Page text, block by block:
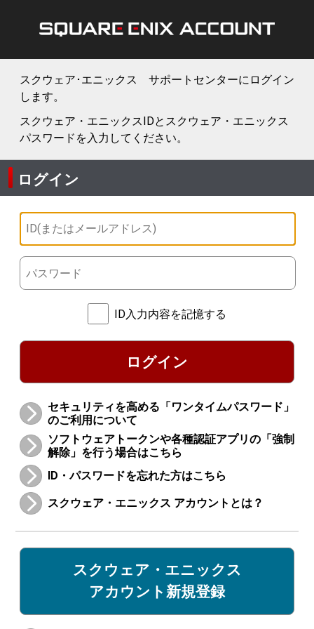
スクウェア･エニックス サポートセンターにログイン
します。
スクウェア・エニックスIDとスクウェア・エニックス
パスワードを入力してください。
ログイン
ID入力内容を記憶する
ログイン
セキュリティを高める「ワンタイムパスワード」
のご利用について
ソフトウェアトークンや各種認証アプリの「強制
解除」を行う場合はこちら
ID・パスワードを忘れた方はこちら
スクウェア・エニックス アカウントとは？
スクウェア・エニックス
アカウント新規登録